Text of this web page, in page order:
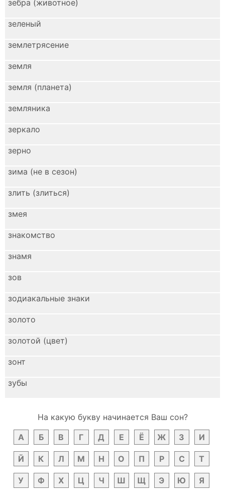
зебра (животное)
зеленый
землетрясение
земля
земля (планета)
земляника
зеркало
зерно
зима (не в сезон)
злить (злиться)
змея
знакомство
знамя
зов
зодиакальные знаки
золото
золотой (цвет)
зонт
зубы
На какую букву начинается Ваш сон?
А
Б В Г Д Е Ё Ж З И
Й К Л М Н О П Р С Т
У Ф Х Ц Ч Ш Щ Э Ю Я